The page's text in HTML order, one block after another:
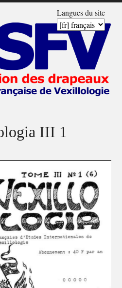
Langues du site
III 1